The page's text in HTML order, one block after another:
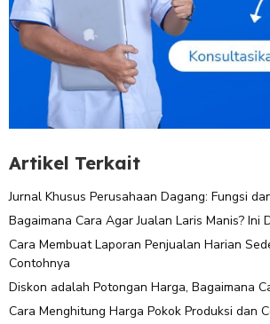
Artikel Terkait
Jurnal Khusus Perusahaan Dagang: Fungsi
Bagaimana Cara Agar Jualan Laris Manis? Ini
Cara Membuat Laporan Penjualan Harian
Contohnya
Diskon adalah Potongan Harga, Bagaimana
Cara Menghitung Harga Pokok Produksi dan